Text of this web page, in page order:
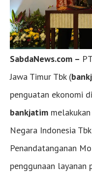
SabdaNews.com –
Jawa Timur Tbk (
penguatan ekonomi
bankjatim
Negara Indonesia
Penandatanganan
penggunaan layanan